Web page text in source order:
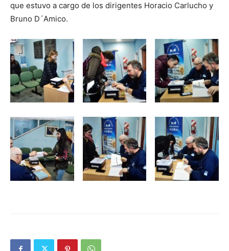
que estuvo a cargo de los dirigentes Horacio Carlucho y
Bruno D´Amico.